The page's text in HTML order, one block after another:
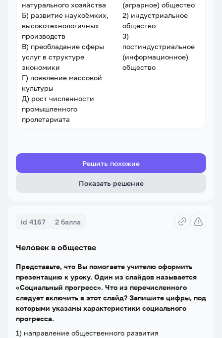
натурального хозяйства
Б) развитие наукоёмких,
высокотехнологичных
производств
В) преобладание сферы
услуг в структуре
экономики
Г) появление массовой
культуры
Д) рост численности
промышленного
пролетариата
(аграрное) общество
2) индустриальное
общество
3)
постиндустриальное
(информационное)
общество
Показать решение
Решить похожие
id 4167 2 балла
Человек в обществе
Представьте, что Вы помогаете учителю оформить
презентацию к уроку. Один из слайдов называется
«Социальный прогресс». Что из перечисленного
следует включить в этот слайд? Запишите цифры, под
которыми указаны характеристики социального
прогресса.
1) направление общественного развития